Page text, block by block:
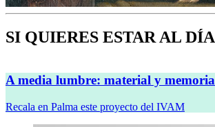
SI QUIERES ESTAR AL DÍA
A media lumbre: material y memoria
Recala en Palma este proyecto del IVAM